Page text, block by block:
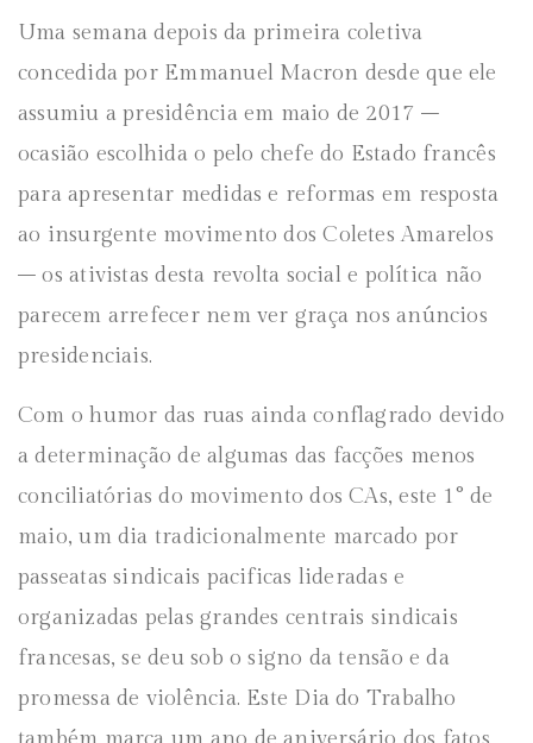
Uma semana depois da primeira coletiva
concedida por Emmanuel Macron desde que ele
assumiu a presidência em maio de 2017 –
ocasião escolhida o pelo chefe do Estado francês
para apresentar medidas e reformas em resposta
ao insurgente movimento dos Coletes Amarelos
– os ativistas desta revolta social e política não
parecem arrefecer nem ver graça nos anúncios
presidenciais.
Com o humor das ruas ainda conflagrado devido
a determinação de algumas das facções menos
conciliatórias do movimento dos CAs, este 1° de
maio, um dia tradicionalmente marcado por
passeatas sindicais pacificas lideradas e
organizadas pelas grandes centrais sindicais
francesas, se deu sob o signo da tensão e da
promessa de violência. Este Dia do Trabalho